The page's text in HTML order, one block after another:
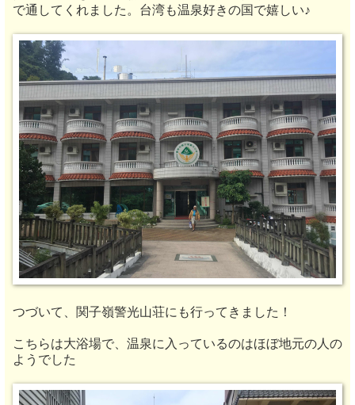
で通してくれました。台湾も温泉好きの国で嬉しい♪
つづいて、 関子嶺警光山荘にも行ってきました！
こちらは大浴場で、温泉に入っているのはほぼ地元の人の
ようでした